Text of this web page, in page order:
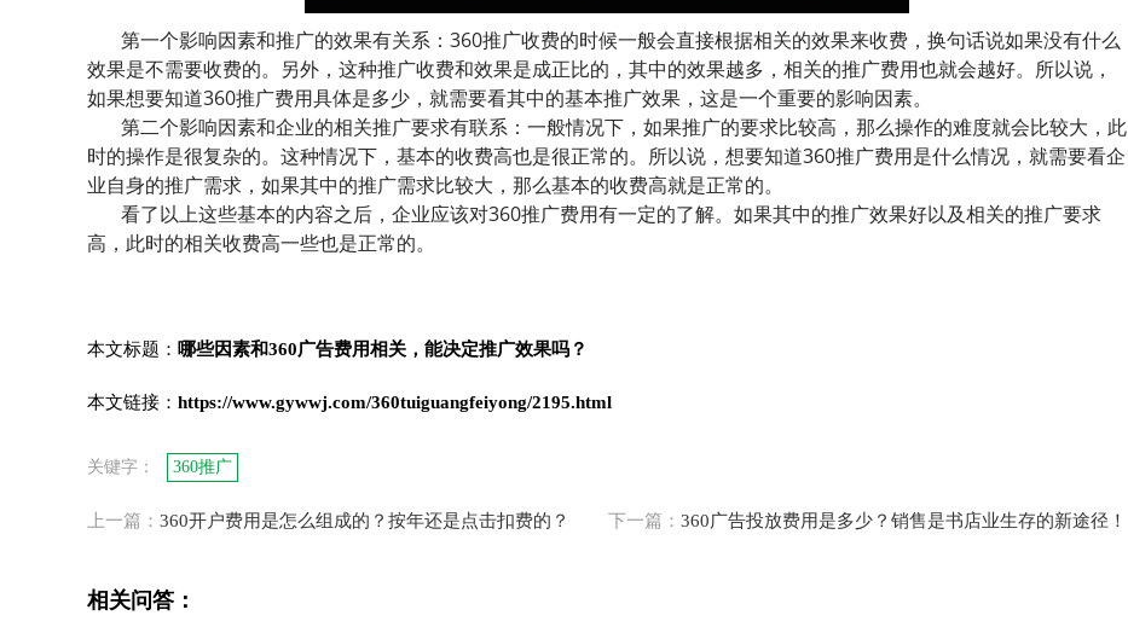
第一个影响因素和推广的效果有关系：360推广收费的时候一般会直接根据相关的效果来收费，换句话说如果没有什么
效果是不需要收费的。另外，这种推广收费和效果是成正比的，其中的效果越多，相关的推广费用也就会越好。所以说，
如果想要知道360推广费用具体是多少，就需要看其中的基本推广效果，这是一个重要的影响因素。
第二个影响因素和企业的相关推广要求有联系：一般情况下，如果推广的要求比较高，那么操作的难度就会比较大，此
时的操作是很复杂的。这种情况下，基本的收费高也是很正常的。所以说，想要知道360推广费用是什么情况，就需要看企
业自身的推广需求，如果其中的推广需求比较大，那么基本的收费高就是正常的。
看了以上这些基本的内容之后，企业应该对360推广费用有一定的了解。如果其中的推广效果好以及相关的推广要求
高，此时的相关收费高一些也是正常的。
本文标题： 哪些因素和360广告费用相关，能决定推广效果吗？
本文链接： https://www.gywwj.com/360tuiguangfeiyong/2195.html
关键字： 360推广
上一篇： 360开户费用是怎么组成的？按年还是点击扣费的？ 下一篇： 360广告投放费用是多少？销售是书店业生存的新途径！
相关问答：